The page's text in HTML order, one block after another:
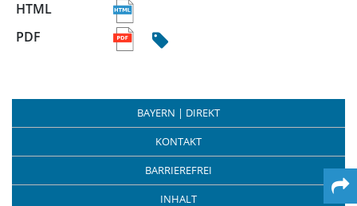
BAYERN | DIREKT
KONTAKT
BARRIEREFREI
INHALT